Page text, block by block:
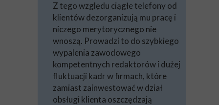
Z tego względu ciągłe telefony od
klientów dezorganizują mu pracę i
niczego merytorycznego nie
wnoszą. Prowadzi to do szybkiego
wypalenia zawodowego
kompetentnych redaktorów i dużej
fluktuacji kadr w firmach, które
zamiast zainwestować w dział
obsługi klienta oszczędzają